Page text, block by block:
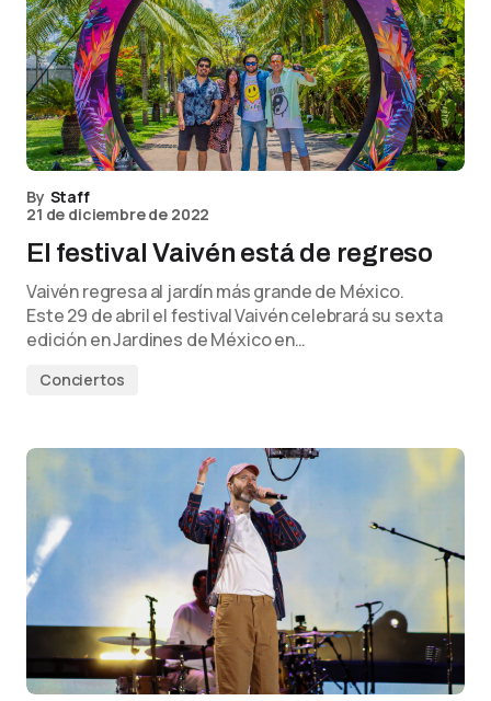
By Staff
21 de diciembre de 2022
El festival Vaivén está de regreso
Vaivén regresa al jardín más grande de México.
Este 29 de abril el festival Vaivén celebrará su sexta
edición en Jardines de México en…
Conciertos